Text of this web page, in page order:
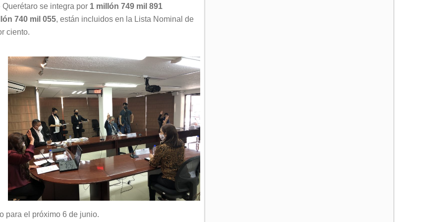
se integra por 1 millón 749 mil 891
740 mil 055, están incluidos en la Lista Nominal de
ciento.
para el próximo 6 de junio.